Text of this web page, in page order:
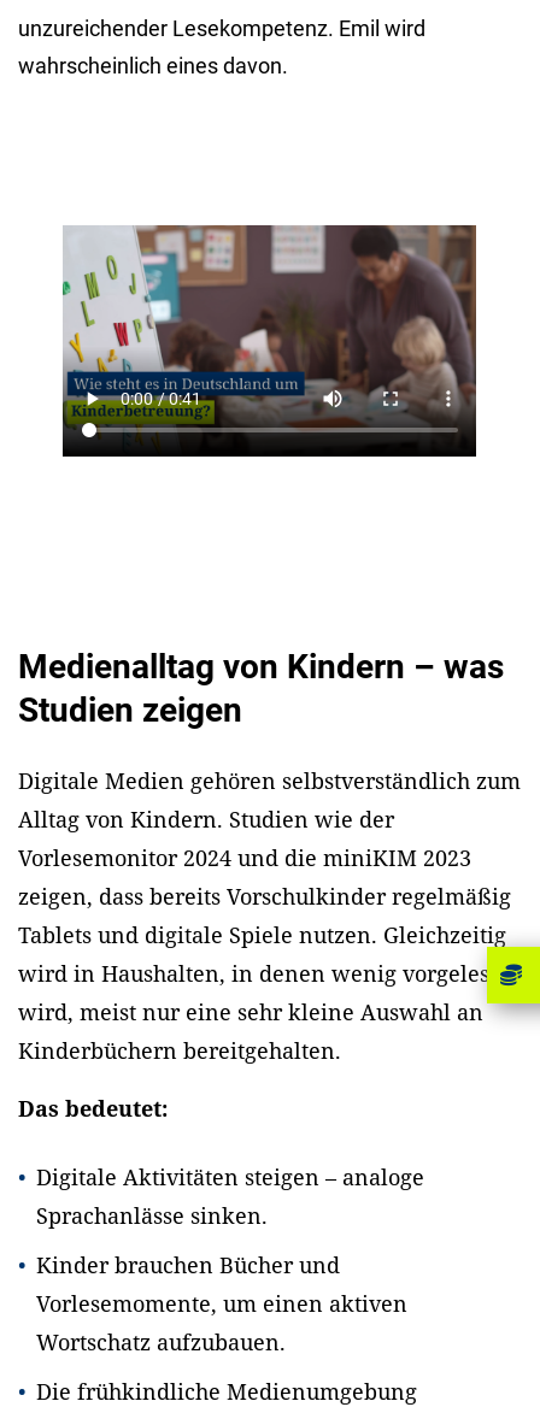
unzureichender Lesekompetenz. Emil wird
wahrscheinlich eines davon.
Medienalltag von Kindern – was
Studien zeigen
Digitale Medien gehören selbstverständlich zum
Alltag von Kindern. Studien wie der
Vorlesemonitor 2024 und die miniKIM 2023
zeigen, dass bereits Vorschulkinder regelmäßig
Tablets und digitale Spiele nutzen. Gleichzeitig
wird in Haushalten, in denen wenig vorgelesen
wird, meist nur eine sehr kleine Auswahl an
Kinderbüchern bereitgehalten.
Das bedeutet:
Digitale Aktivitäten steigen – analoge
Sprachanlässe sinken.
Kinder brauchen Bücher und
Vorlesemomente, um einen aktiven
Wortschatz aufzubauen.
Die frühkindliche Medienumgebung